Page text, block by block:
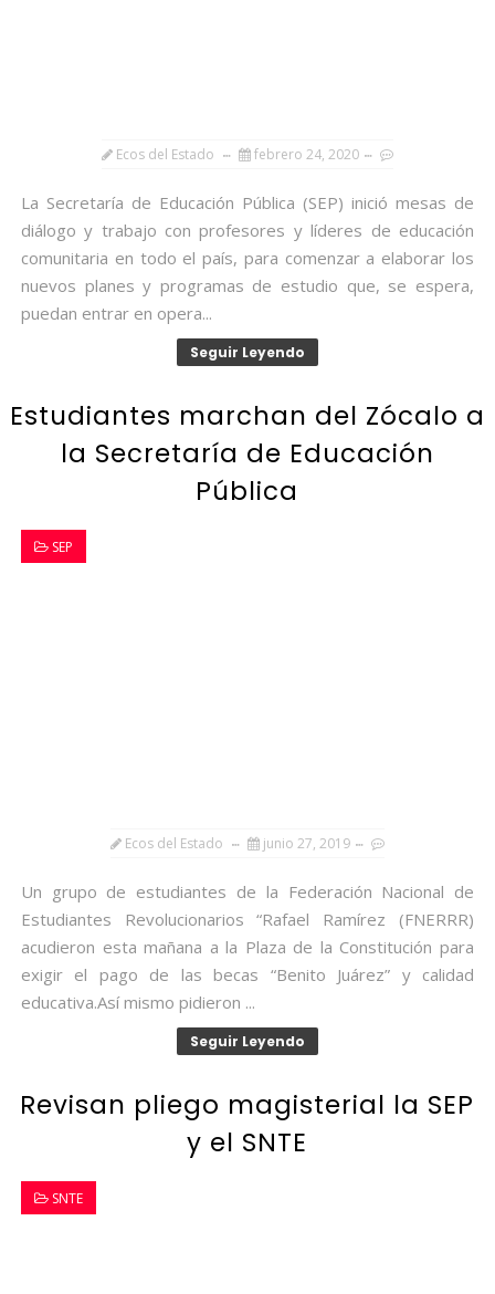
Ecos del Estado febrero 24, 2020
La Secretaría de Educación Pública (SEP) inició mesas de
diálogo y trabajo con profesores y líderes de educación
comunitaria en todo el país, para comenzar a elaborar los
nuevos planes y programas de estudio que, se espera,
puedan entrar en opera...
Seguir Leyendo
Estudiantes marchan del Zócalo a
la Secretaría de Educación
Pública
SEP
Ecos del Estado junio 27, 2019
Un grupo de estudiantes de la Federación Nacional de
Estudiantes Revolucionarios “Rafael Ramírez (FNERRR)
acudieron esta mañana a la Plaza de la Constitución para
exigir el pago de las becas “Benito Juárez” y calidad
educativa.Así mismo pidieron ...
Seguir Leyendo
Revisan pliego magisterial la SEP
y el SNTE
SNTE